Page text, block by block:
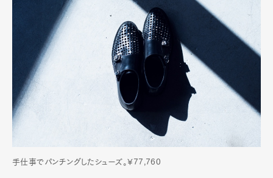
手仕事でパンチングしたシューズ。¥77,760